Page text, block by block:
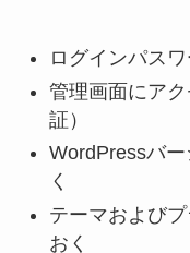
ログインパス
管理画面にア
証）
WordPressバ
く
テーマおよび
おく